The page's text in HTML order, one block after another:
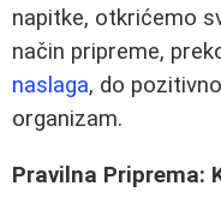
napitke, otkrićemo
način pripreme,
naslaga, do
organizam.
Pravilna Priprema: